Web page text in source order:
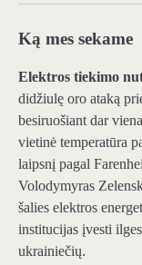
Ką mes sekame
Elektros tiekimo
didžiulę oro ataką
besiruošiant dar
vietinė temperatūra
laipsnį pagal
Volodymyras
šalies elektros
institucijas įvesti
ukrainiečių.